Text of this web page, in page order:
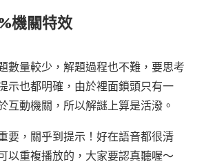
機關特效
數量較少，解題過程也不難，要思考
示也都明確，由於裡面鎖頭只有一
互動機關，所以解謎上算是活潑。
要，關乎到提示！好在語音都很清
以重複播放的，大家要認真聽喔～